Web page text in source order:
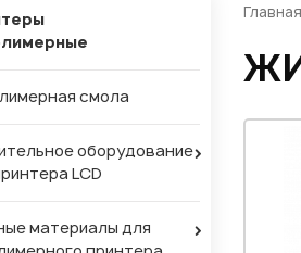
смола
оборудование
LCD
материалы для
Главная